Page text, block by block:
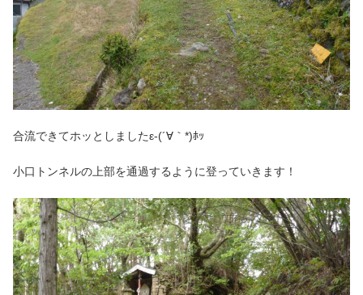
合流できてホッとしましたε-(´∀｀*)ﾎｯ
小口トンネルの上部を通過するように登っていきます！